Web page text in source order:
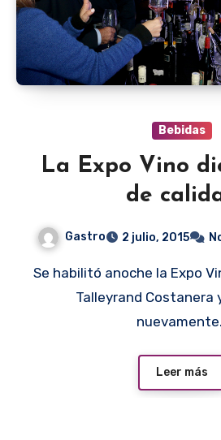
Bebidas
La Expo Vino
de
Gastro 2 julio, 2015
Se habilitó anoche la Expo Vino en el complejo
Talleyrand Costanera
Leer más